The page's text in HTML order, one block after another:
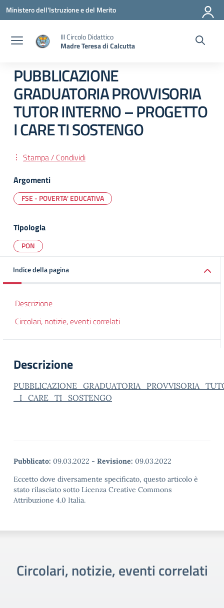
Vai ai contenuti
Vai al menu di navigazione
Vai al footer
Ministero dell'Istruzione e del Merito
III Circolo Didattico
Madre Teresa di Calcutta
PUBBLICAZIONE
GRADUATORIA PROVVISORIA
TUTOR INTERNO – PROGETTO
I CARE TI SOSTENGO
Stampa / Condividi
Argomenti
FSE - POVERTA' EDUCATIVA
Tipologia
PON
Indice della pagina
Descrizione
Circolari, notizie, eventi correlati
Descrizione
_I_CARE_TI_SOSTENGO
Pubblicato: 09.03.2022 - Revisione: 09.03.2022
Eccetto dove diversamente specificato, questo articolo è
stato rilasciato sotto Licenza Creative Commons
Attribuzione 4.0 Italia.
Circolari, notizie, eventi correlati